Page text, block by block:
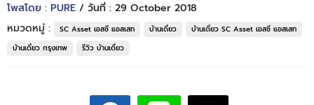
โพสโดย : PURE / วันที่ : 29 October 2018
หมวดหมู่ :
SC Asset เอสซี แอสเสท บ้านเดี่ยว
บ้านเดี่ยว SC Asset เอสซี แอสเสท
บ้านเดี่ยว กรุงเทพ
รีวิว บ้านเดี่ยว